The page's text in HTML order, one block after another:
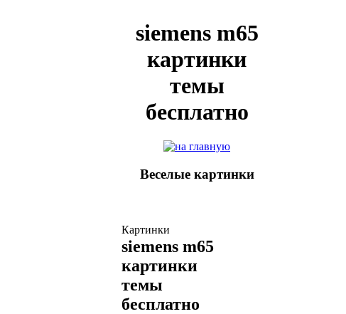
siemens m65
картинки
темы
бесплатно
Веселые картинки
Картинки
siemens m65
картинки
темы
бесплатно